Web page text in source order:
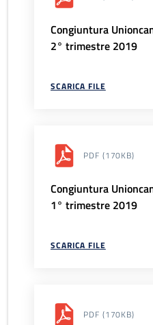
Congiuntura
2° trimestre 2019
SCARICA FILE
PDF (170KB)
Congiuntura
1° trimestre 2019
SCARICA FILE
PDF (170KB)